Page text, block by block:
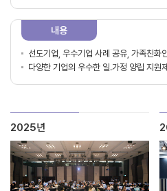
내용
선도기업, 우수기업 사례 공유, 가족친화
다양한 기업의 우수한 일.가정 양립 지원
2025년